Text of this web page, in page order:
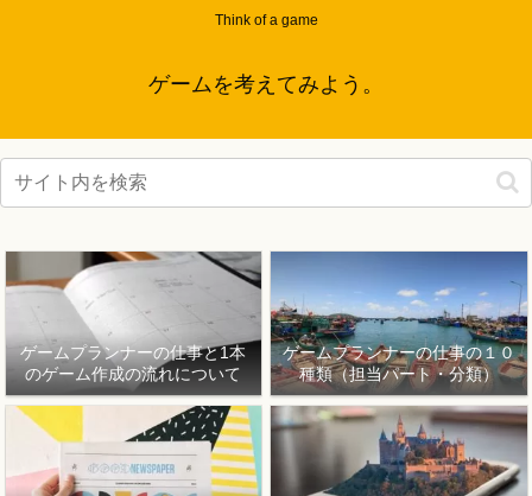
Think of a game
ゲームを考えてみよう。
ゲームプランナーの仕事と1本
のゲーム作成の流れについて
ゲームプランナーの仕事の１０
種類（担当パート・分類）